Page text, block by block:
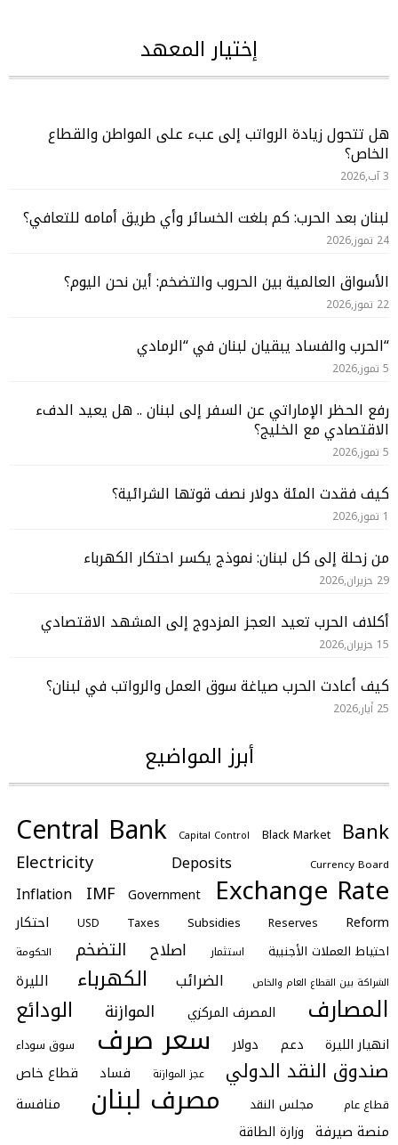
إختيار المعهد
هل تتحول زيادة الرواتب إلى عبء على المواطن والقطاع
الخاص؟
3 آب,2026
لبنان بعد الحرب: كم بلغت الخسائر وأي طريق أمامه للتعافي؟
24 تموز,2026
الأسواق العالمية بين الحروب والتضخم: أين نحن اليوم؟
22 تموز,2026
“الحرب والفساد يبقيان لبنان في “الرمادي
5 تموز,2026
رفع الحظر الإماراتي عن السفر إلى لبنان .. هل يعيد الدفء
الاقتصادي مع الخليج؟
5 تموز,2026
كيف فقدت المئة دولار نصف قوتها الشرائية؟
1 تموز,2026
من زحلة إلى كل لبنان: نموذج يكسر احتكار الكهرباء
29 حزيران,2026
أكلاف الحرب تعيد العجز المزدوج إلى المشهد الاقتصادي
15 حزيران,2026
كيف أعادت الحرب صياغة سوق العمل والرواتب في لبنان؟
25 أيار,2026
أبرز المواضيع
Bank
Black Market
Capital Control
Central Bank
Currency Board
Deposits
Electricity
Exchange Rate
Government
IMF
Inflation
Reform
Reserves
Subsidies
Taxes
USD احتكار
احتياط العملات الأجنبية استثمار اصلاح التضخم
الحكومة
الشراكة بين القطاع العام والخاص
الضرائب الكهرباء الليرة
المصارف المصرف المركزي الموازنة الودائع
انهيار الليرة دعم دولار سعر صرف سوق سوداء
صندوق النقد الدولي عجز الموازنة فساد قطاع خاص
قطاع عام مجلس النقد مصرف لبنان
منافسة
منصة صيرفة وزارة الطاقة